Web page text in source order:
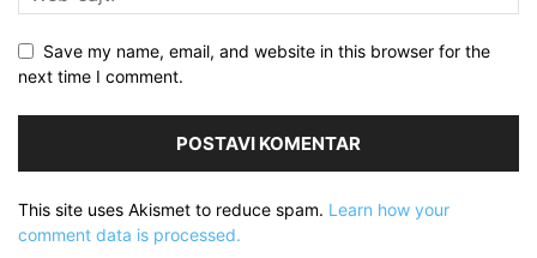
Save my name, email, and website in this browser for the
next time I comment.
This site uses Akismet to reduce spam. Learn how your
comment data is processed.